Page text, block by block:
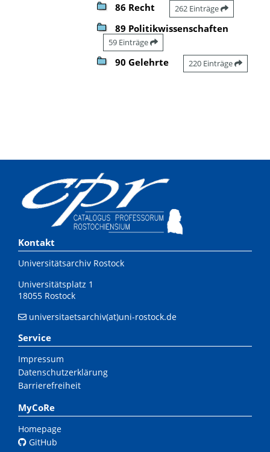
86 Recht 262 Einträge
89 Politikwissenschaften
59 Einträge
90 Gelehrte 220 Einträge
Kontakt
Universitätsarchiv Rostock
Universitätsplatz 1
18055 Rostock
universitaetsarchiv(at)uni-rostock.de
Service
Impressum
Datenschutzerklärung
Barrierefreiheit
MyCoRe
Homepage
GitHub